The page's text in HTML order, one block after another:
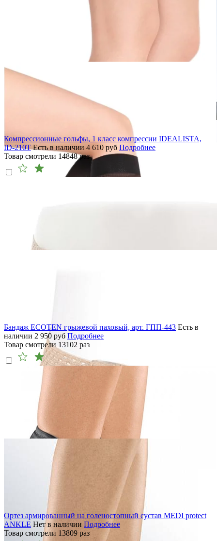
Компрессионные гольфы, 1 класс компрессии IDEALISTA,
ID-210T Есть в наличии 4 610 руб Подробнее
Товар смотрели 14848раз
Бандаж ECOTEN грыжевой паховый, арт. ГПП-443 Есть в
наличии 2 950 руб Подробнее
Товар смотрели 13102 раз
Ортез армированный на голеностопный сустав MEDI protect
ANKLE Нет в наличии Подробнее
Товар смотрели 13809 раз